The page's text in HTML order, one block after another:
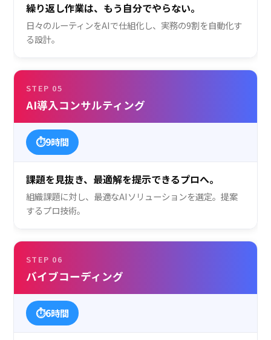
繰り返し作業は、もう自分でやらない。
日々のルーティンをAIで仕組化し、実務の9割を自動化す
る設計。
STEP 05
AI導入コンサルティング
⏱9時間
課題を見抜き、最適解を提示できるプロへ。
組織課題に対し、最適なAIソリューションを選定。提案
するプロ技術。
STEP 06
バイブコーディング
⏱6時間